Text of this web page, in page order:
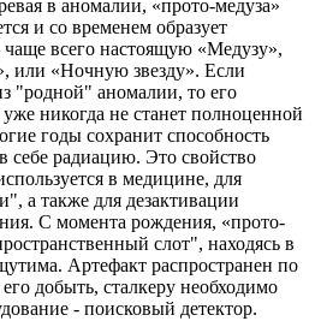
в аномалии, «прото-медуза»
и со временем образует
всего настоящую «Медузу»,
или «Ночную звезду». Если
"родной" аномалии, то его
никогда не станет полноценной
годы сохранит способность
себе радиацию. Это свойство
в медицине, для
а также для дезактивации
С момента рождения, «прото-
слот", находясь в
Артефакт распространен по
добыть, сталкеру необходимо
- поисковый детектор.